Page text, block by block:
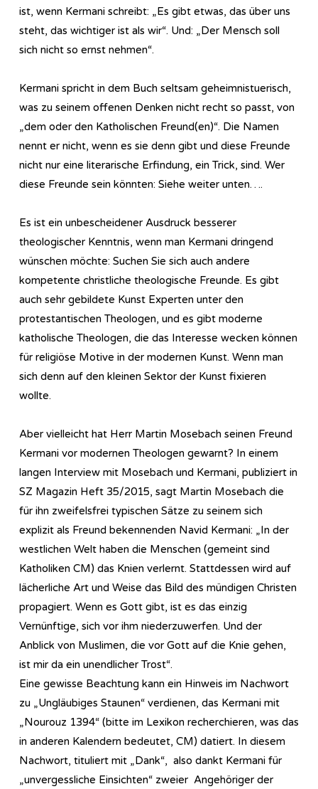
ist, wenn Kermani schreibt: „Es gibt etwas, das über uns
steht, das wichtiger ist als wir“. Und: „Der Mensch soll
sich nicht so ernst nehmen“.
Kermani spricht in dem Buch seltsam geheimnistuerisch,
was zu seinem offenen Denken nicht recht so passt, von
„dem oder den Katholischen Freund(en)“. Die Namen
nennt er nicht, wenn es sie denn gibt und diese Freunde
nicht nur eine literarische Erfindung, ein Trick, sind. Wer
diese Freunde sein könnten: Siehe weiter unten….
Es ist ein unbescheidener Ausdruck besserer
theologischer Kenntnis, wenn man Kermani dringend
wünschen möchte: Suchen Sie sich auch andere
kompetente christliche theologische Freunde. Es gibt
auch sehr gebildete Kunst Experten unter den
protestantischen Theologen, und es gibt moderne
katholische Theologen, die das Interesse wecken können
für religiöse Motive in der modernen Kunst. Wenn man
sich denn auf den kleinen Sektor der Kunst fixieren
wollte.
Aber vielleicht hat Herr Martin Mosebach seinen Freund
Kermani vor modernen Theologen gewarnt? In einem
langen Interview mit Mosebach und Kermani, publiziert in
SZ Magazin Heft 35/2015, sagt Martin Mosebach die
für ihn zweifelsfrei typischen Sätze zu seinem sich
explizit als Freund bekennenden Navid Kermani: „In der
westlichen Welt haben die Menschen (gemeint sind
Katholiken CM) das Knien verlernt. Stattdessen wird auf
lächerliche Art und Weise das Bild des mündigen Christen
propagiert. Wenn es Gott gibt, ist es das einzig
Vernünftige, sich vor ihm niederzuwerfen. Und der
Anblick von Muslimen, die vor Gott auf die Knie gehen,
ist mir da ein unendlicher Trost“.
Eine gewisse Beachtung kann ein Hinweis im Nachwort
zu „Ungläubiges Staunen“ verdienen, das Kermani mit
„Nourouz 1394“ (bitte im Lexikon recherchieren, was das
in anderen Kalendern bedeutet, CM) datiert. In diesem
Nachwort, tituliert mit „Dank“, also dankt Kermani für
„unvergessliche Einsichten“ zweier Angehöriger der